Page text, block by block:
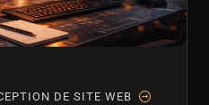
DE SITE WEB